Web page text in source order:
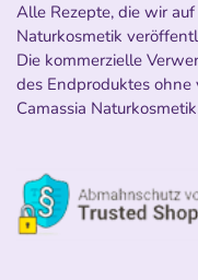
Alle Rezepte, die wir
Naturkosmetik
Die kommerzielle
des Endproduktes
Camassia